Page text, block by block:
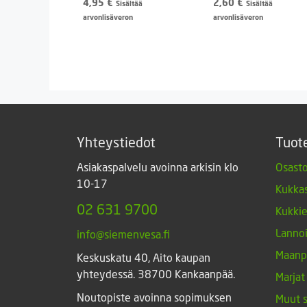
Sisältää
arvonlisäveron
Sisältää
arvonlisäveron
Yhteystiedot
Asiakaspalvelu avoinna arkisin klo
10-17
02 631 9700
info@siemenvesa.fi
Keskuskatu 40, Aito kaupan
yhteydessä. 38700 Kankaanpää.
Noutopiste avoinna sopimuksen
Muut